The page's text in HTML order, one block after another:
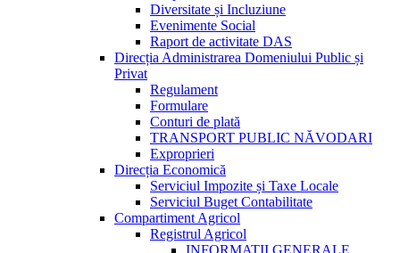
Diversitate și Incluziune
Evenimente Social
Raport de activitate DAS
Direcția Administrarea Domeniului Public și
Privat
Regulament
Formulare
Conturi de plată
TRANSPORT PUBLIC NĂVODARI
Exproprieri
Direcția Economică
Serviciul Impozite și Taxe Locale
Serviciul Buget Contabilitate
Compartiment Agricol
Registrul Agricol
INFORMATII GENERALE